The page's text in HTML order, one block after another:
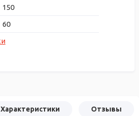
150
60
Характеристики Отзывы